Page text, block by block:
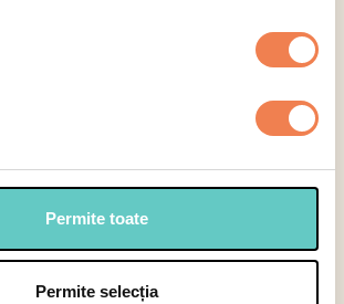
Permite toate
Permite selecția